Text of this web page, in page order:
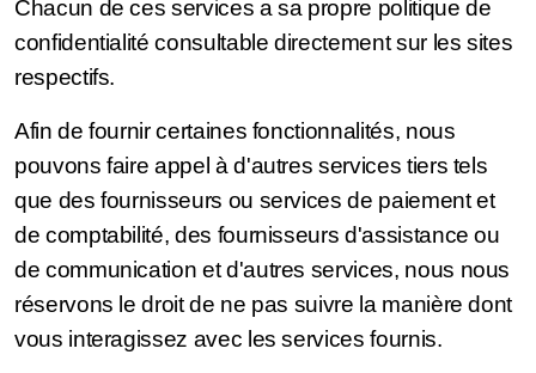
Chacun de ces services a sa propre politique de
confidentialité consultable directement sur les sites
respectifs.
Afin de fournir certaines fonctionnalités, nous
pouvons faire appel à d'autres services tiers tels
que des fournisseurs ou services de paiement et
de comptabilité, des fournisseurs d'assistance ou
de communication et d'autres services, nous nous
réservons le droit de ne pas suivre la manière dont
vous interagissez avec les services fournis.